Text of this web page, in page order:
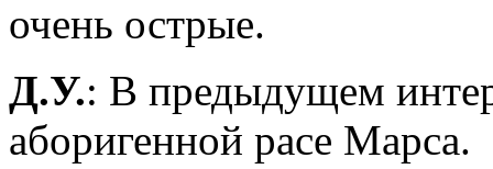
очень острые.
Д.У.: В предыдущем
аборигенной расе Марса.